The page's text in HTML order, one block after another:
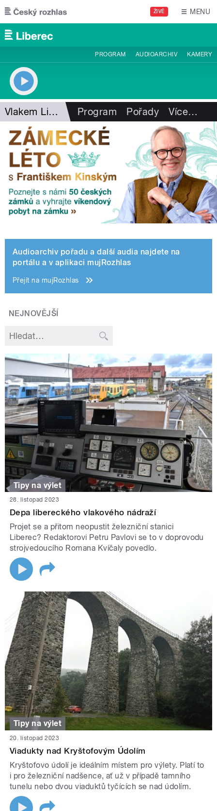
Přejít k hlavnímu obsahu
ŽIVĚ MENU
PROGRAM AUDIOARCHIV KAMERY
Vlakem Libereckým krajem Program Pořady Více…
Audioarchiv pořadu a další audia najdete na
portálu a v aplikaci mujRozhlas
Přejít na mujRozhlas
NEJNOVĚJŠÍ
Tipy na výlet
28. listopad 2023
Depa libereckého vlakového nádraží
Projet se a přitom neopustit železniční stanici
Liberec? Redaktorovi Petru Pavlovi se to v doprovodu
strojvedoucího Romana Kvíčaly povedlo.
Tipy na výlet
20. listopad 2023
Viadukty nad Kryštofovým Údolím
Kryštofovo údolí je ideálním místem pro výlety. Platí to
i pro železniční nadšence, ať už v případě tamního
tunelu nebo dvou viaduktů tyčících se nad údolím.